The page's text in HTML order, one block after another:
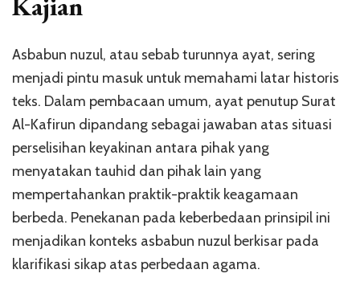
Asbabun nuzul, atau sebab turunnya ayat, sering
menjadi pintu masuk untuk memahami latar historis
teks. Dalam pembacaan umum, ayat penutup Surat
Al-Kafirun dipandang sebagai jawaban atas situasi
perselisihan keyakinan antara pihak yang
menyatakan tauhid dan pihak lain yang
mempertahankan praktik-praktik keagamaan
berbeda. Penekanan pada keberbedaan prinsipil ini
menjadikan konteks asbabun nuzul berkisar pada
klarifikasi sikap atas perbedaan agama.